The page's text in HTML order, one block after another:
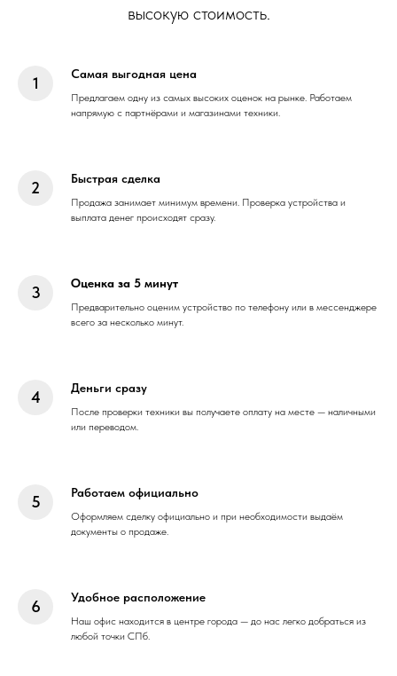
высокую стоимость.
Самая выгодная цена
Предлагаем одну из самых высоких оценок на рынке. Работаем
напрямую с партнёрами и магазинами техники.
Быстрая сделка
Продажа занимает минимум времени. Проверка устройства и
выплата денег происходят сразу.
Оценка за 5 минут
Предварительно оценим устройство по телефону или в мессенджере
всего за несколько минут.
Деньги сразу
После проверки техники вы получаете оплату на месте — наличными
или переводом.
Работаем официально
Оформляем сделку официально и при необходимости выдаём
документы о продаже.
Удобное расположение
Наш офис находится в центре города — до нас легко добраться из
любой точки СПб.